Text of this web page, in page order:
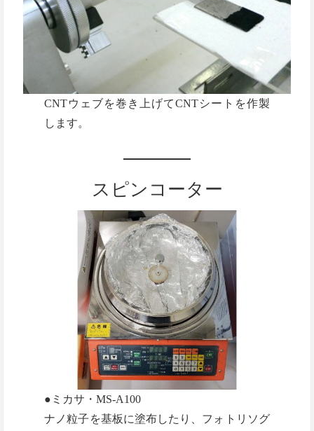
CNTウェブを巻き上げてCNTシートを作製
します。
スピンコーター
●ミカサ・MS-A100
ナノ粒子を基板に塗布したり、フォトリソグ